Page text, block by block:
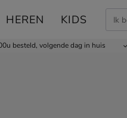
HEREN KIDS
besteld, volgende dag in huis